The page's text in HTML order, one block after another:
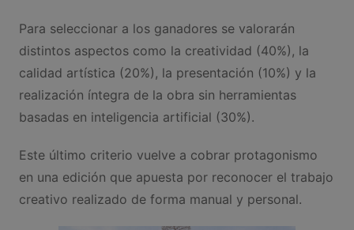
Para seleccionar a los ganadores se valorarán
distintos aspectos como la creatividad (40%), la
calidad artística (20%), la presentación (10%) y la
realización íntegra de la obra sin herramientas
basadas en inteligencia artificial (30%).
Este último criterio vuelve a cobrar protagonismo
en una edición que apuesta por reconocer el trabajo
creativo realizado de forma manual y personal.